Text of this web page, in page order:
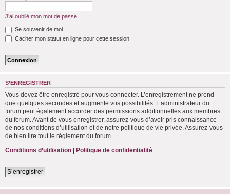
J’ai oublié mon mot de passe
Se souvenir de moi
Cacher mon statut en ligne pour cette session
S’ENREGISTRER
Vous devez être enregistré pour vous connecter. L’enregistrement ne prend
que quelques secondes et augmente vos possibilités. L’administrateur du
forum peut également accorder des permissions additionnelles aux membres
du forum. Avant de vous enregistrer, assurez-vous d’avoir pris connaissance
de nos conditions d’utilisation et de notre politique de vie privée. Assurez-vous
de bien lire tout le règlement du forum.
Conditions d’utilisation | Politique de confidentialité
S’enregistrer